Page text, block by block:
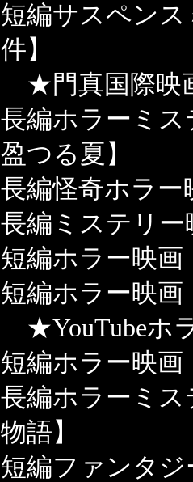
短編サスペン
件】
★門真国際映
長編ホラーミ
盈つる夏】
長編怪奇ホラ
長編ミステリー
短編ホラー映
短編ホラー映画
★YouTubeホ
短編ホラー映画
長編ホラーミ
物語】
短編ファンタ